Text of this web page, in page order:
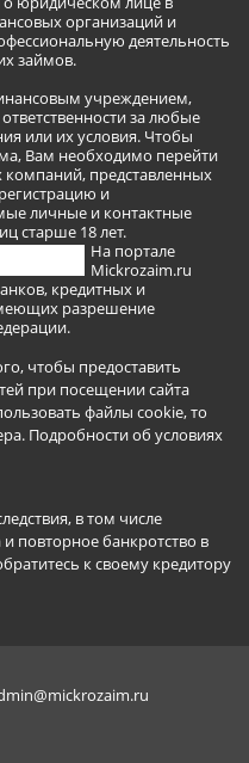
организаций и
деятельность
займов.
учреждением,
за любые
или их условия. Чтобы
Вам необходимо перейти
представленных
и
личные и контактные
старше 18 лет.
На портале
Mickrozaim.ru
кредитных и
разрешение
чтобы предоставить
при посещении сайта
файлы cookie, то
Подробности об условиях
в том числе
повторное банкротство в
к своему кредитору